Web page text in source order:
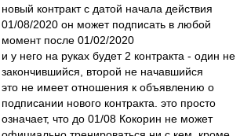
новый контракт с датой начала действия
01/08/2020 он может подписать в любой
момент после 01/02/2020
и у него на руках будет 2 контракта - один не
закончившийся, второй не начавшийся
это не имеет отношения к объявлению о
подписании нового контракта. это просто
означает, что до 01/08 Кокорин не может